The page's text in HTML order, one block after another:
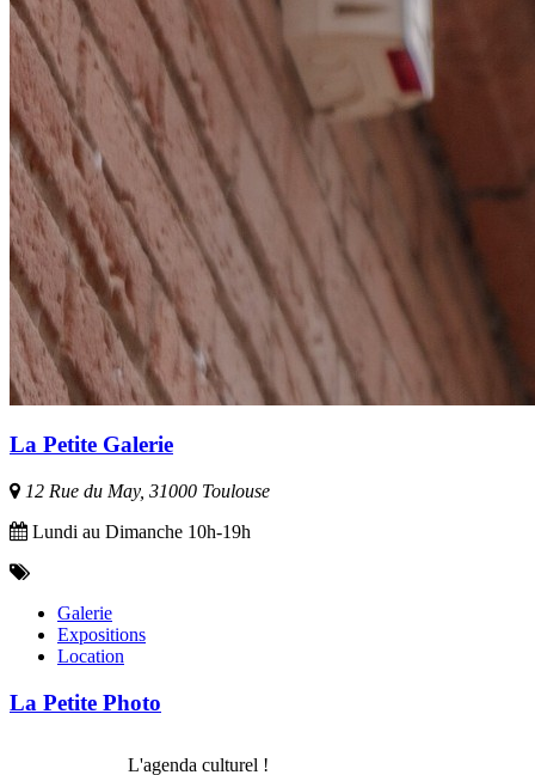
La Petite Galerie
12 Rue du May, 31000 Toulouse
Lundi au Dimanche 10h-19h
Galerie
Expositions
Location
La Petite Photo
L'agenda culturel !